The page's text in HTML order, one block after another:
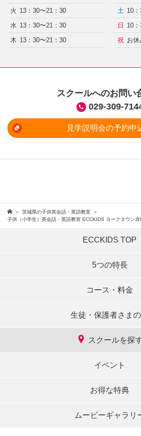
火 13：30〜21：30
水 13：30〜21：30
木 13：30〜21：30
土 10
日
10
祝 お休
スクールへのお問い
029-309-
見学説明会の予約申
茨城県の子供英会話・英語教室
子供（小学生）英会話・英語教室 ECCKIDS ヨークタウン赤
ECCKIDS TOP
5つの特長
コース・料金
生徒・保護者さま
スクールを探
イベント
お得な特典
ムービーギャラリ